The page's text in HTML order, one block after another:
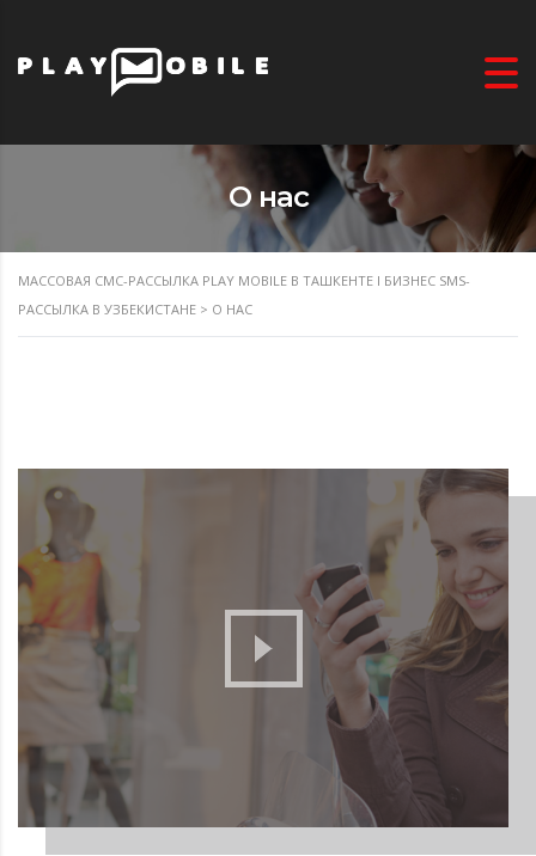
О нас
МАССОВАЯ СМС-РАССЫЛКА PLAY MOBILE В ТАШКЕНТЕ I БИЗНЕС SMS-
РАССЫЛКА В УЗБЕКИСТАНЕ > О НАС